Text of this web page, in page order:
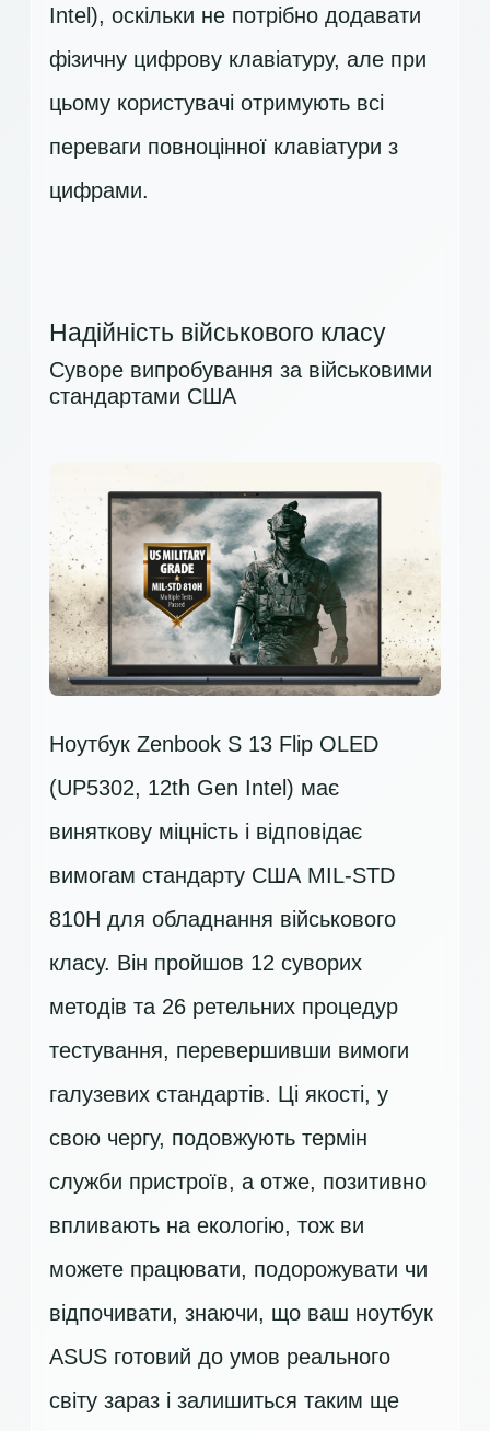
Intel), оскільки не потрібно додавати
фізичну цифрову клавіатуру, але при
цьому користувачі отримують всі
переваги повноцінної клавіатури з
цифрами.
Надійність військового класу
Суворе випробування за військовими
стандартами США
Ноутбук Zenbook S 13 Flip OLED
(UP5302, 12th Gen Intel) має
виняткову міцність і відповідає
вимогам стандарту США MIL-STD
810H для обладнання військового
класу. Він пройшов 12 суворих
методів та 26 ретельних процедур
тестування, перевершивши вимоги
галузевих стандартів. Ці якості, у
свою чергу, подовжують термін
служби пристроїв, а отже, позитивно
впливають на екологію, тож ви
можете працювати, подорожувати чи
відпочивати, знаючи, що ваш ноутбук
ASUS готовий до умов реального
світу зараз і залишиться таким ще